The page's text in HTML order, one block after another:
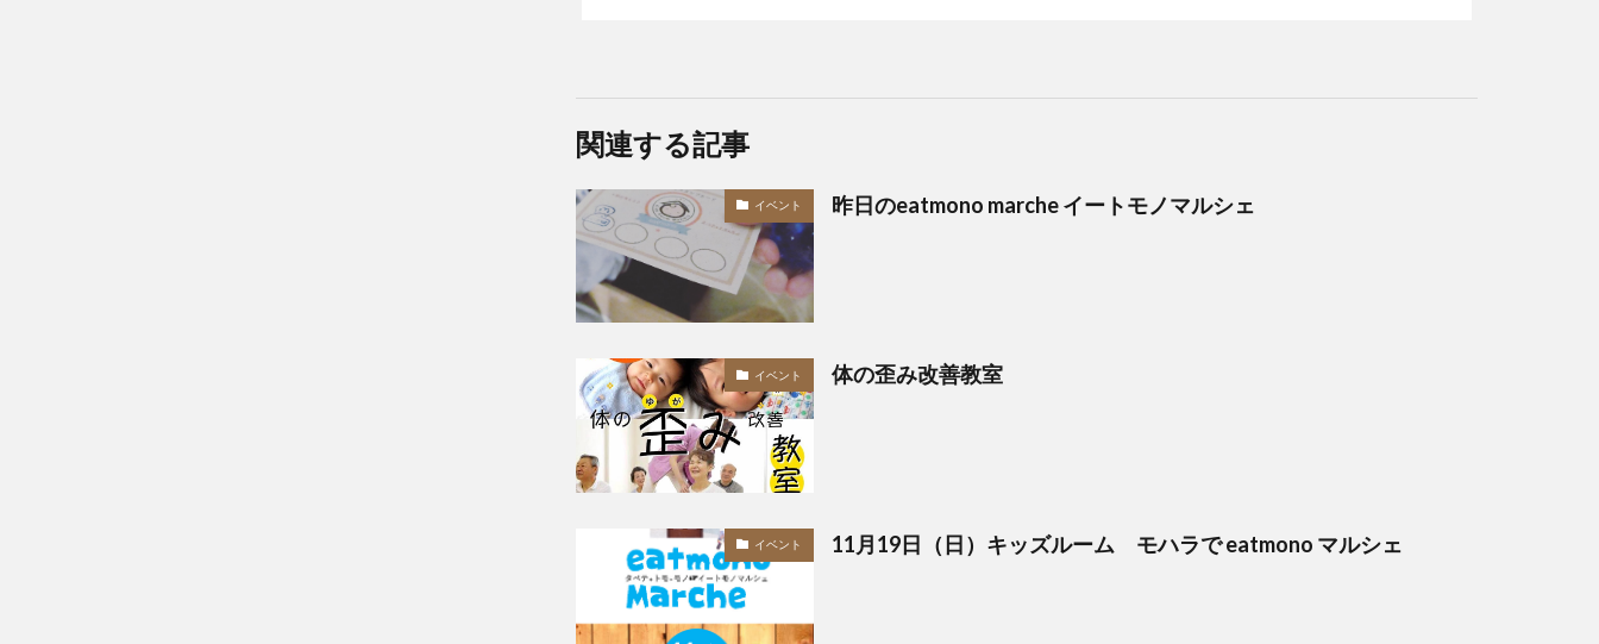
関連する記事
イベント 昨日のeatmono marche イートモノマルシェ
イベント 体の歪み改善教室
イベント 11月19日（日）キッズルーム モハラで eatmono マルシェ